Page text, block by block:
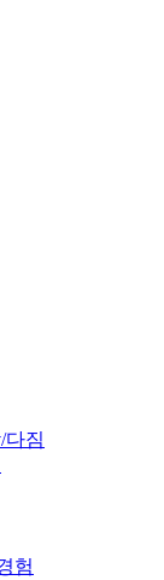
다짐
험